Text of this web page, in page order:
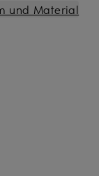
und Material